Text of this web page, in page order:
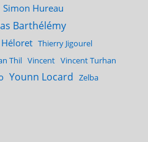
Simon Hureau
Barthélémy
Thierry Jigourel
Thil Vincent Vincent Turhan
Younn Locard Zelba